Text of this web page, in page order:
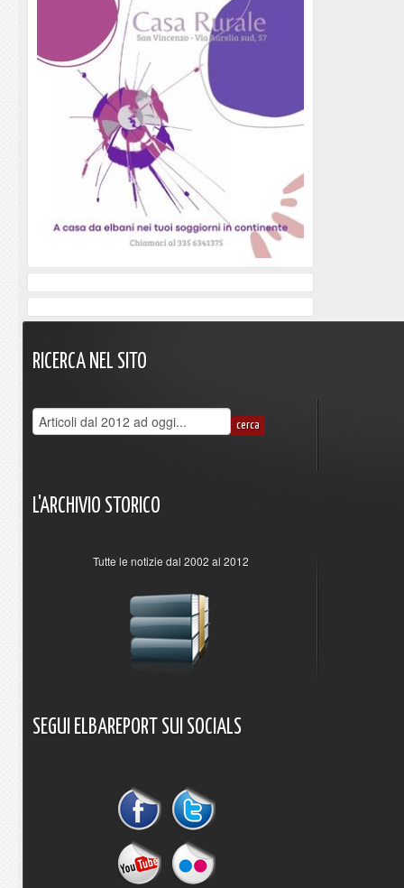
RICERCA NEL SITO
L'ARCHIVIO STORICO
Tutte le notizie dal 2002 al 2012
SEGUI ELBAREPORT SUI SOCIALS